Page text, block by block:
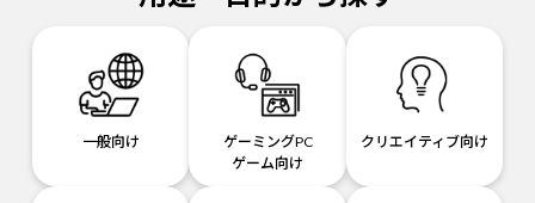
一般向け
ゲーミングPC
ゲーム向け
クリエイティブ向け